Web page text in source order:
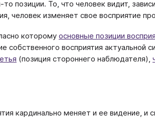
позиции. То, что человек видит,
человек изменяет свое восприятие
которому основные позиции
собственного восприятия актуальной
(позиция стороннего наблюдателя),
кардинально меняет и ее видение, и